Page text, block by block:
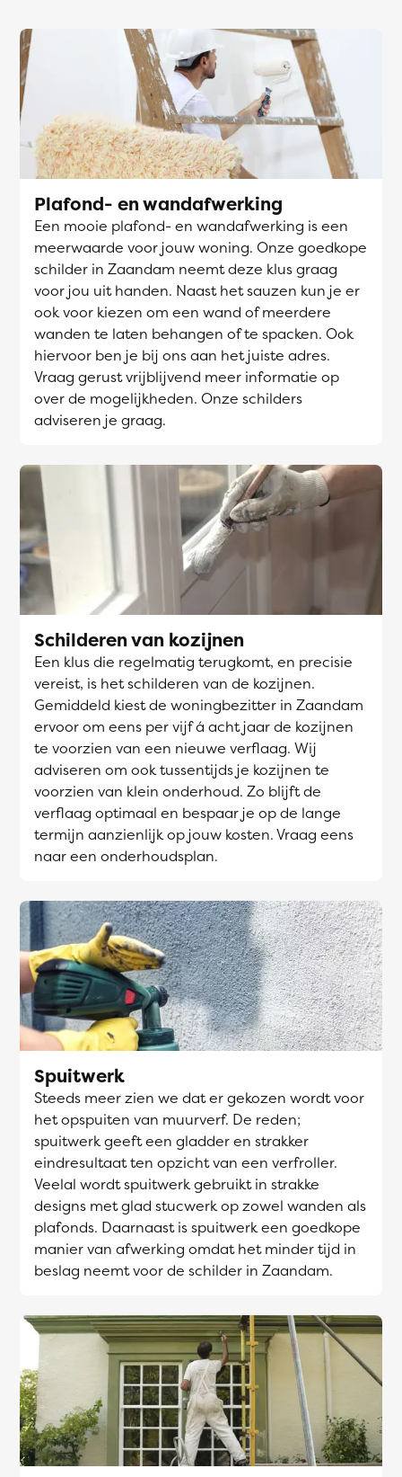
Plafond- en wandafwerking
Een mooie plafond- en wandafwerking is een
meerwaarde voor jouw woning. Onze goedkope
schilder in Zaandam neemt deze klus graag
voor jou uit handen. Naast het sauzen kun je er
ook voor kiezen om een wand of meerdere
wanden te laten behangen of te spacken. Ook
hiervoor ben je bij ons aan het juiste adres.
Vraag gerust vrijblijvend meer informatie op
over de mogelijkheden. Onze schilders
adviseren je graag.
Schilderen van kozijnen
Een klus die regelmatig terugkomt, en precisie
vereist, is het schilderen van de kozijnen.
Gemiddeld kiest de woningbezitter in Zaandam
ervoor om eens per vijf á acht jaar de kozijnen
te voorzien van een nieuwe verflaag. Wij
adviseren om ook tussentijds je kozijnen te
voorzien van klein onderhoud. Zo blijft de
verflaag optimaal en bespaar je op de lange
termijn aanzienlijk op jouw kosten. Vraag eens
naar een onderhoudsplan.
Spuitwerk
Steeds meer zien we dat er gekozen wordt voor
het opspuiten van muurverf. De reden;
spuitwerk geeft een gladder en strakker
eindresultaat ten opzicht van een verfroller.
Veelal wordt spuitwerk gebruikt in strakke
designs met glad stucwerk op zowel wanden als
plafonds. Daarnaast is spuitwerk een goedkope
manier van afwerking omdat het minder tijd in
beslag neemt voor de schilder in Zaandam.